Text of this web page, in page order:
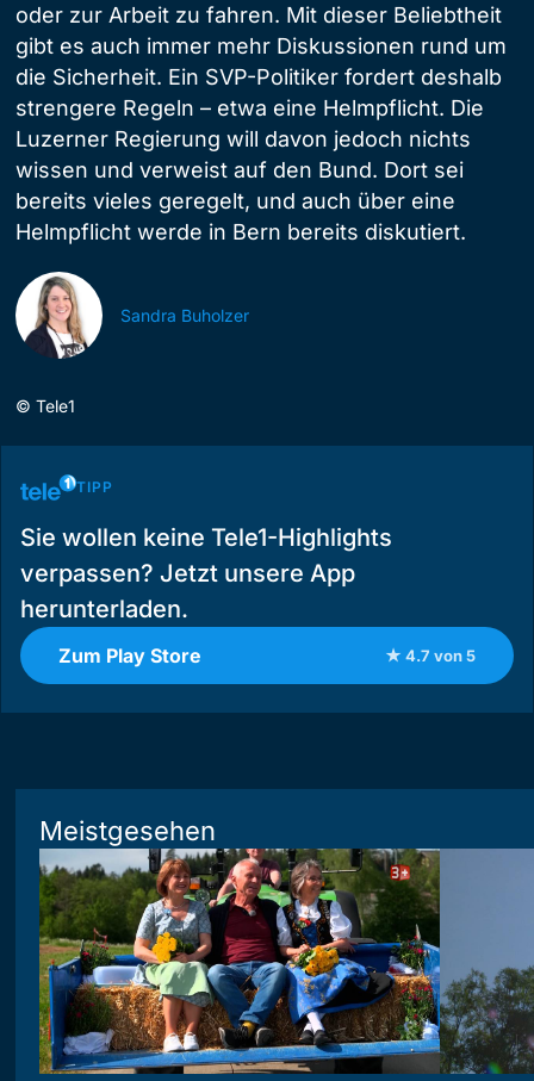
oder zur Arbeit zu fahren. Mit dieser Beliebtheit
gibt es auch immer mehr Diskussionen rund um
die Sicherheit. Ein SVP-Politiker fordert deshalb
strengere Regeln – etwa eine Helmpflicht. Die
Luzerner Regierung will davon jedoch nichts
wissen und verweist auf den Bund. Dort sei
bereits vieles geregelt, und auch über eine
Helmpflicht werde in Bern bereits diskutiert.
Sandra Buholzer
© Tele1
TIPP
Sie wollen keine Tele1-Highlights
verpassen? Jetzt unsere App
herunterladen.
Zum Play Store ★ 4.7 von 5
Meistgesehen